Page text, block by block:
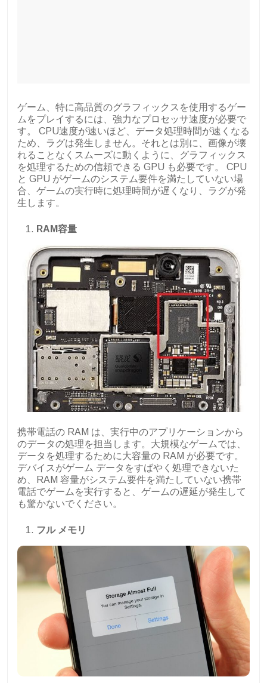
ゲーム、特に高品質のグラフィックスを使用するゲー
ムをプレイするには、強力なプロセッサ速度が必要で
す。 CPU速度が速いほど、データ処理時間が速くなる
ため、ラグは発生しません。それとは別に、画像が壊
れることなくスムーズに動くように、グラフィックス
を処理するための信頼できる GPU も必要です。 CPU
と GPU がゲームのシステム要件を満たしていない場
合、ゲームの実行時に処理時間が遅くなり、ラグが発
生します。
RAM容量
携帯電話の RAM は、実行中のアプリケーションから
のデータの処理を担当します。大規模なゲームでは、
データを処理するために大容量の RAM が必要です。
デバイスがゲーム データをすばやく処理できないた
め、RAM 容量がシステム要件を満たしていない携帯
電話でゲームを実行すると、ゲームの遅延が発生して
も驚かないでください。
フル メモリ